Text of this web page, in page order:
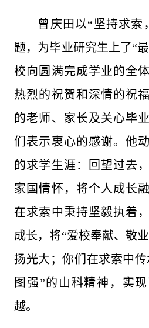
曾庆田以“坚持求索
题，为毕业研究生上了“
校向圆满完成学业的全
热烈的祝贺和深情的祝
的老师、家长及关心毕
们表示衷心的感谢。他
的求学生涯：回望过去
家国情怀，将个人成长
在求索中秉持坚毅执着
成长，将“爱校奉献、敬
扬光大；你们在求索中
图强”的山科精神，实
越。